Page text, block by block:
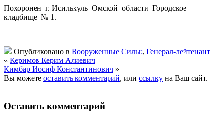
Похоронен г. Исилькуль Омской области Городское
кладбище № 1.
Опубликовано в Вооруженные Силы:, Генерал-лейтенант
« Керимов Керим Алиевич
Кимбар Иосиф Константинович »
Вы можете оставить комментарий, или ссылку на Ваш сайт.
Оставить комментарий